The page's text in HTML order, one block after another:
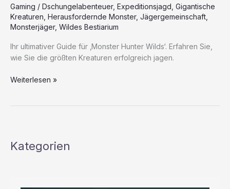
Gaming / Dschungelabenteuer, Expeditionsjagd Gigantische
Kreaturen Herausfordernde Monster, Jägergemeinschaft
Monsterjäger, Wildes Bestiarium
Ihr ultimativer Guide für ‚Monster Hunter Wilds‘. Erfahren Sie,
wie Sie die größten Kreaturen erfolgreich jagen.
Monster
gigantische
Weiterlesen »
Kategorien